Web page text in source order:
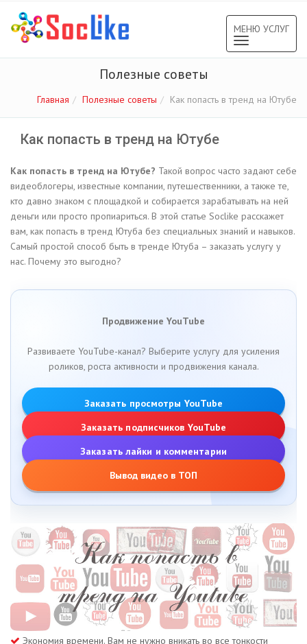
МЕНЮ УСЛУГ
navigation
Полезные советы
Главная Полезные советы Как попасть в тренд на Ютубе
Как попасть в тренд на Ютубе
Как попасть в тренд на Ютубе? Такой вопрос часто задают себе
видеоблогеры, известные компании, путешественники, а также те,
кто давно знаком с площадкой и собирается зарабатывать на ней
деньги или просто пропиариться. В этой статье Soclike расскажет
вам, как попасть в тренд Ютуба без специальных знаний и навыков.
Самый простой способ быть в тренде Ютуба – заказать услугу у
нас. Почему это выгодно?
Продвижение YouTube
Развиваете YouTube-канал? Выберите услугу для усиления
роликов, роста активности и продвижения канала.
Заказать просмотры YouTube
Заказать подписчиков YouTube
Заказать лайки и комментарии
Вывод видео в ТОП
Экономия времени. Вам не нужно вникать во все тонкости